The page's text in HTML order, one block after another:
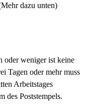
dazu unten)
oder weniger ist keine
Tagen oder mehr muss
Arbeitstages
des Poststempels.